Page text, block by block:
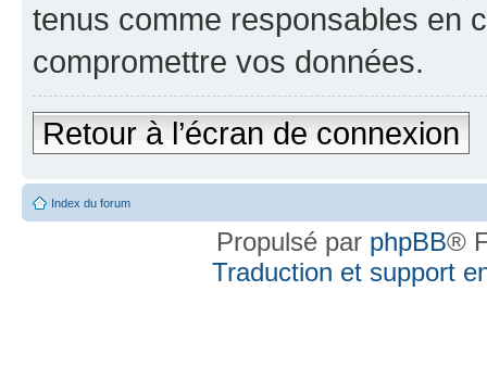
tenus comme responsables en
compromettre vos données.
Retour à l’écran de connexion
Index du forum
Propulsé par phpBB®
Traduction et support